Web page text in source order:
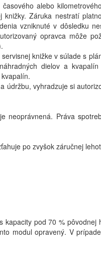
alebo
Záruka nestratí
vzniknuté v dôsledku
opravca môže
knižke v súlade s
dielov a kvapalín
údržbu, vyhradzuje si
neoprávnená. Práva
po zvyšok záručnej
kapacity pod 70 % pôvodnej
modul opravený. V